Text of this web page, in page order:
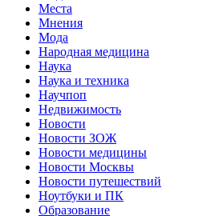
Места
Мнения
Мода
Народная медицина
Наука
Наука и техника
Научпоп
Недвижимость
Новости
Новости ЗОЖ
Новости медицины
Новости Москвы
Новости путешествий
Ноутбуки и ПК
Образование